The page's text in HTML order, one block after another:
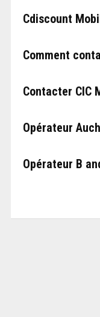
Cdiscount
Comment
Contacter CIC
Opérateur
Opérateur B